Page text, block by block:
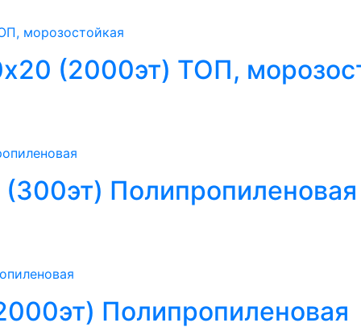
(2000эт) ТОП,
(300эт) Полипропиленовая
Полипропиленовая